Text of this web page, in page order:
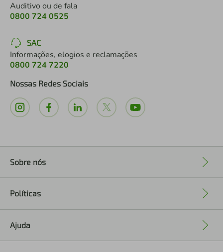
Auditivo ou de fala
0800 724 0525
SAC
Informações, elogios e reclamações
0800 724 7220
Nossas Redes Sociais
Sobre nós
Políticas
Ajuda